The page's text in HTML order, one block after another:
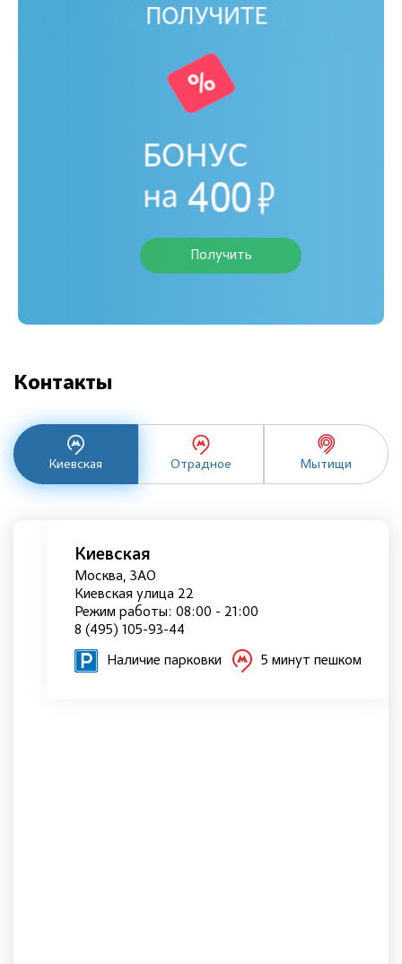
Получить
Контакты
Киевская Отрадное Мытищи
Киевская
Москва, ЗАО
Киевская улица 22
Режим работы: 08:00 - 21:00
8 (495) 105-93-44
Наличие парковки 5 минут пешком